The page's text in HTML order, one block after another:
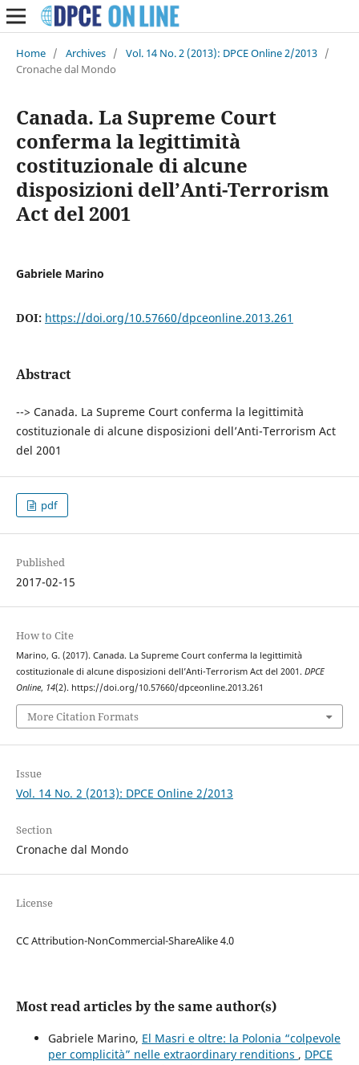
Home / Archives / Vol. 14 No. 2 (2013): DPCE Online 2/2013 /
Cronache dal Mondo
Canada. La Supreme Court
conferma la legittimità
costituzionale di alcune
disposizioni dell’Anti-Terrorism
Act del 2001
Gabriele Marino
DOI: https://doi.org/10.57660/dpceonline.2013.261
Abstract
--> Canada. La Supreme Court conferma la legittimità
costituzionale di alcune disposizioni dell’Anti-Terrorism Act
del 2001
pdf
Published
2017-02-15
How to Cite
Marino, G. (2017). Canada. La Supreme Court conferma la legittimità
costituzionale di alcune disposizioni dell’Anti-Terrorism Act del 2001. DPCE
Online, 14(2). https://doi.org/10.57660/dpceonline.2013.261
More Citation Formats
Issue
Vol. 14 No. 2 (2013): DPCE Online 2/2013
Section
Cronache dal Mondo
License
CC Attribution-NonCommercial-ShareAlike 4.0
Most read articles by the same author(s)
Gabriele Marino, El Masri e oltre: la Polonia “colpevole
per complicità” nelle extraordinary renditions , DPCE